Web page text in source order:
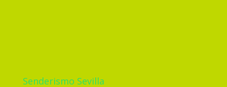
Senderismo Sevilla